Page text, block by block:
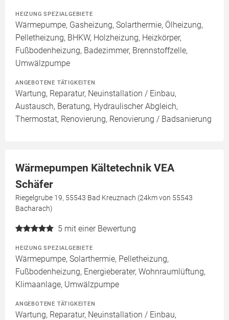
HEIZUNG SPEZIALGEBIETE
Wärmepumpe, Gasheizung, Solarthermie, Ölheizung,
Pelletheizung, BHKW, Holzheizung, Heizkörper,
Fußbodenheizung, Badezimmer, Brennstoffzelle,
Umwälzpumpe
ANGEBOTENE TÄTIGKEITEN
Wartung, Reparatur, Neuinstallation / Einbau,
Austausch, Beratung, Hydraulischer Abgleich,
Thermostat, Renovierung, Renovierung / Badsanierung
Wärmepumpen Kältetechnik VEA
Schäfer
Riegelgrube 19, 55543 Bad Kreuznach (24km von 55543
Bacharach)
5 mit einer Bewertung
HEIZUNG SPEZIALGEBIETE
Wärmepumpe, Solarthermie, Pelletheizung,
Fußbodenheizung, Energieberater, Wohnraumlüftung,
Klimaanlage, Umwälzpumpe
ANGEBOTENE TÄTIGKEITEN
Wartung, Reparatur, Neuinstallation / Einbau,